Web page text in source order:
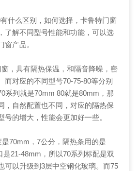
什么区别，如何选择，卡鲁特门窗
了解不同型号性能和功能，可以选
窗产品。
，具有隔热保温，和隔音降噪，密
而对应的不同型号70-75-80等分别
系列就是70mm 80就是80mm，那
，自然配置也不同，对应的隔热保
号的增大，性能会更加好一些。
70mm，7公分，隔热条用的是
是21-48mm，所以70系列标配是双
可以升级到3层中空钢化玻璃。而75